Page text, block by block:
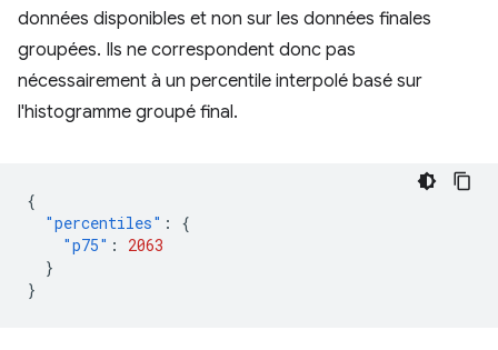
données disponibles et non sur les données finales
groupées. Ils ne correspondent donc pas
nécessairement à un percentile interpolé basé sur
l'histogramme groupé final.
{
"percentiles" :
{
"p75" :
2063
}
}